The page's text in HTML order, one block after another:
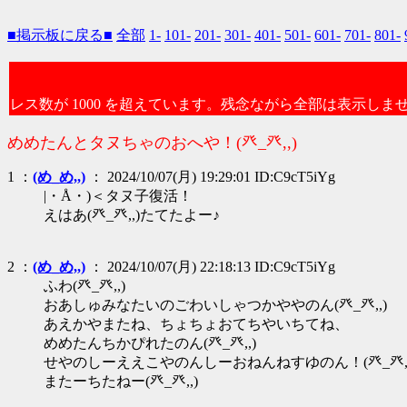
■掲示板に戻る■ 全部 1- 101- 201- 301- 401- 501- 601- 701- 801-
レス数が 1000 を超えています。残念ながら全部は表示しませ
めめたんとタヌちゃのおへや！(癶_癶,,)
1 ： (め_め,,) ： 2024/10/07(月) 19:29:01 ID:C9cT5iYg
|・Å・)＜タヌ子復活！
えはあ(癶_癶,,)たてたよー♪
2 ： (め_め,,) ： 2024/10/07(月) 22:18:13 ID:C9cT5iYg
ふわ(癶_癶,,)
おあしゅみなたいのごわいしゃつかややのん(癶_癶,,)
あえかやまたね、ちょちょおてちやいちてね、
めめたんちかぴれたのん(癶_癶,,)
せやのしーええこやのんしーおねんねすゆのん！(癶_癶
またーちたねー(癶_癶,,)